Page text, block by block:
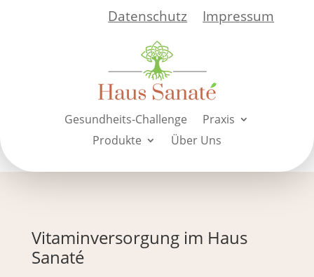
Datenschutz Impressum
Gesundheits-Challenge
Praxis
Produkte
Über Uns
Vitaminversorgung im Haus
Sanaté